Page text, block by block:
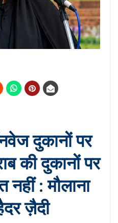
दुकानों पर
की दुकानों पर
नहीं : मौलाना
ज़ैदी